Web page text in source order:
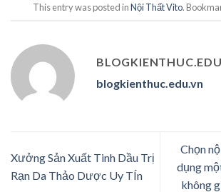
This entry was posted inNội Thất Vito.
blogkienthuc.edu.vn
Xưởng Sản Xuất Tinh Dầu Trị
Rạn Da Thảo Dược Uy TÍn
Chọn
dụng
không